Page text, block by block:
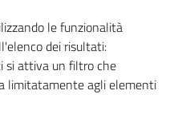
le funzionalità
dei risultati:
si attiva un filtro che
limitatamente agli elementi